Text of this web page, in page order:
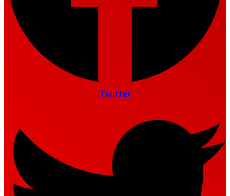
Twitter